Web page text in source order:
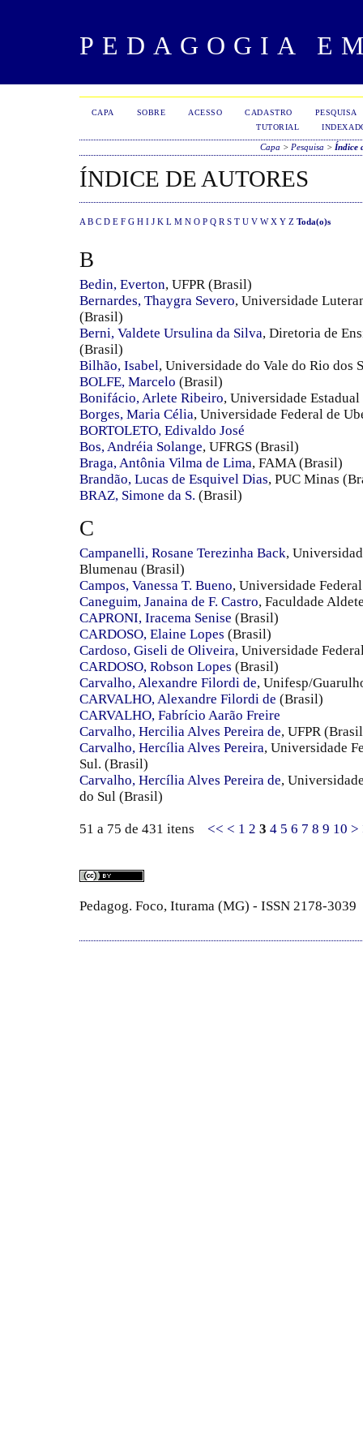
PEDAGOGIA
CAPA SOBRE ACESSO CADASTRO
PESQUISA
TUTORIAL
Capa > Pesquisa > Índice
ÍNDICE DE AUTORES
A B C D E F G H I J K L M N O P Q R S T U V W X Y Z Toda(o)s
B
Bedin, Everton, UFPR (Brasil)
Bernardes, Thaygra Severo, Universidade
(Brasil)
Berni, Valdete Ursulina da Silva, Diretoria de
(Brasil)
Bilhão, Isabel, Universidade do Vale do Rio dos
BOLFE, Marcelo (Brasil)
Bonifácio, Arlete Ribeiro, Universidade
Borges, Maria Célia, Universidade Federal de
BORTOLETO, Edivaldo José
Bos, Andréia Solange, UFRGS (Brasil)
Braga, Antônia Vilma de Lima, FAMA (Brasil)
Brandão, Lucas de Esquivel Dias, PUC Minas
BRAZ, Simone da S. (Brasil)
C
Campanelli, Rosane Terezinha Back,
Blumenau (Brasil)
Campos, Vanessa T. Bueno, Universidade
Caneguim, Janaina de F. Castro, Faculdade
CAPRONI, Iracema Senise (Brasil)
CARDOSO, Elaine Lopes (Brasil)
Cardoso, Giseli de Oliveira, Universidade
CARDOSO, Robson Lopes (Brasil)
Carvalho, Alexandre Filordi de, Unifesp/
CARVALHO, Alexandre Filordi de (Brasil)
CARVALHO, Fabrício Aarão Freire
Carvalho, Hercilia Alves Pereira de, UFPR
Carvalho, Hercília Alves Pereira, Universidade
Sul. (Brasil)
Carvalho, Hercília Alves Pereira de,
do Sul (Brasil)
51 a 75 de 431 itens << < 1 2 3 4 5 6 7 8 9 10 >
Pedagog. Foco, Iturama (MG) - ISSN 2178-3039